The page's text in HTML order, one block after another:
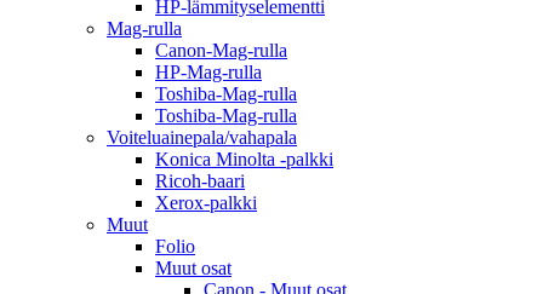
HP-lämmityselementti
Mag-rulla
Canon-Mag-rulla
HP-Mag-rulla
Toshiba-Mag-rulla
Toshiba-Mag-rulla
Voiteluainepala/vahapala
Konica Minolta -palkki
Ricoh-baari
Xerox-palkki
Muut
Folio
Muut osat
Canon - Muut osat